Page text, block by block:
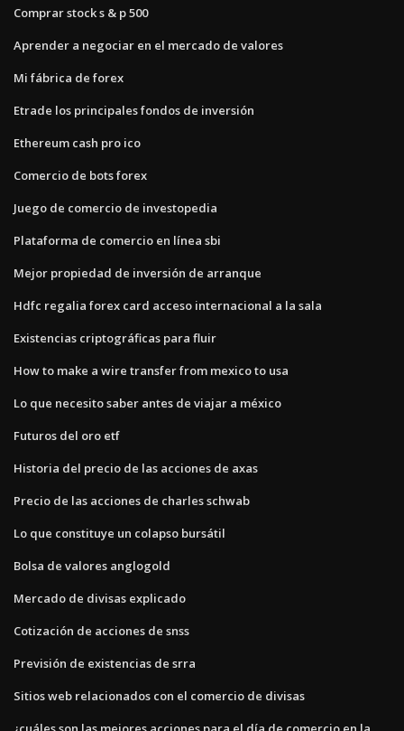
Comprar stock s & p 500
Aprender a negociar en el mercado de valores
Mi fábrica de forex
Etrade los principales fondos de inversión
Ethereum cash pro ico
Comercio de bots forex
Juego de comercio de investopedia
Plataforma de comercio en línea sbi
Mejor propiedad de inversión de arranque
Hdfc regalia forex card acceso internacional a la sala
Existencias criptográficas para fluir
How to make a wire transfer from mexico to usa
Lo que necesito saber antes de viajar a méxico
Futuros del oro etf
Historia del precio de las acciones de axas
Precio de las acciones de charles schwab
Lo que constituye un colapso bursátil
Bolsa de valores anglogold
Mercado de divisas explicado
Cotización de acciones de snss
Previsión de existencias de srra
Sitios web relacionados con el comercio de divisas